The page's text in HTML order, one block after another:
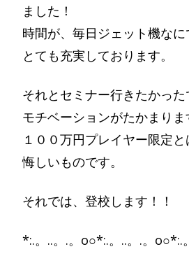
ました！
時間が、毎日ジェット機なに
とても充実しております。
それとセミナー行きたかった
モチベーションがたかまりま
１００万円プレイヤー限定と
悔しいものです。
それでは、登校します！！
*:.。..。.。o○*:.。..。.。o○*:.